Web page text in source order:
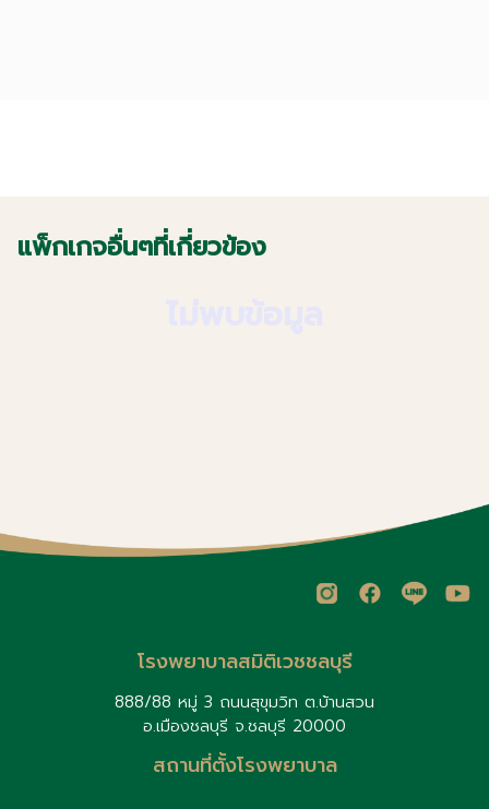
แพ็กเกจอื่นๆที่เกี่ยวข้อง
โรงพยาบาลสมิติเวชชลบุรี
888/88 หมู่ 3 ถนนสุขุมวิท ต.บ้านสวน
อ.เมืองชลบุรี จ.ชลบุรี 20000
สถานที่ตั้งโรงพยาบาล